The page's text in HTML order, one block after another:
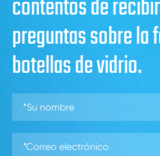
contentos de
preguntas sobre la
botellas de vidrio.